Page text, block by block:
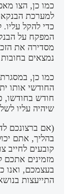
כמו כן, הצו
למערכת
המפקח על
מסדירה את
נמצאים
כמו כן,
החודשי אותו
חודש בחודשו,
שיהיה עליו
(אם ברצונכם
בהליך, אתם
קובעים לחייב
מזמינים
בעצמכם, ואנו
התייעצות